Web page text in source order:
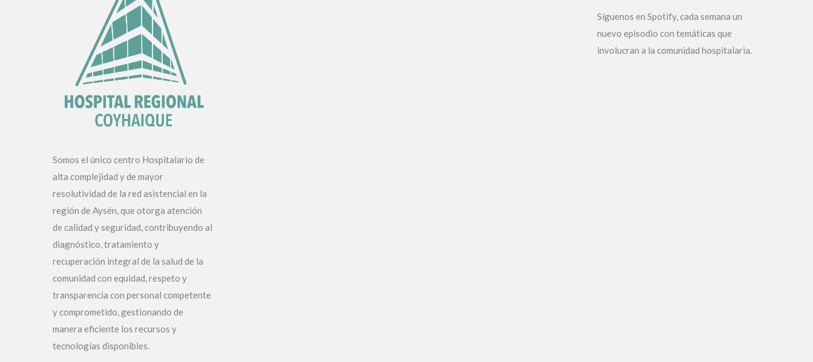
Somos el único centro Hospitalario de
alta complejidad y de mayor
resolutividad de la red asistencial en la
región de Aysén, que otorga atención
de calidad y seguridad, contribuyendo al
diagnóstico, tratamiento y
recuperación integral de la salud de la
comunidad con equidad, respeto y
transparencia con personal competente
y comprometido, gestionando de
manera eficiente los recursos y
tecnologías disponibles.
Síguenos en Spotify, cada semana un
nuevo episodio con temáticas que
involucran a la comunidad hospitalaria.